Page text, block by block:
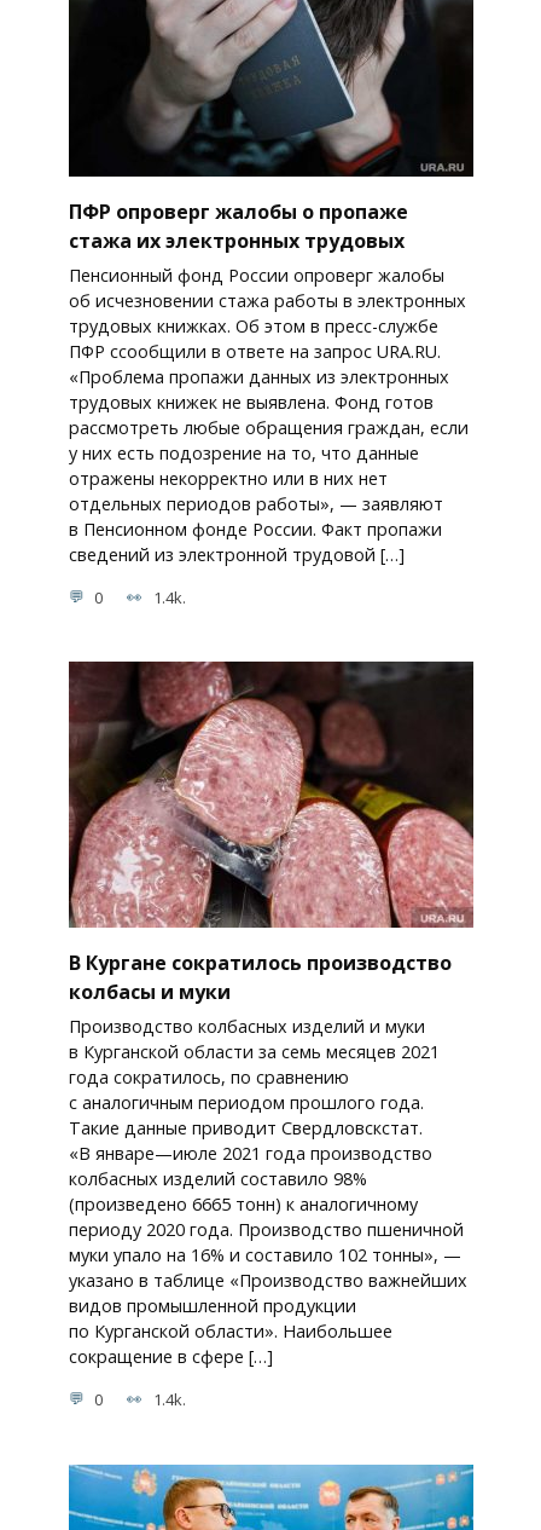
ПФР опроверг жалобы о пропаже
стажа их электронных трудовых
Пенсионный фонд России опроверг жалобы
об исчезновении стажа работы в электронных
трудовых книжках. Об этом в пресс-службе
ПФР cсообщили в ответе на запрос URA.RU.
«Проблема пропажи данных из электронных
трудовых книжек не выявлена. Фонд готов
рассмотреть любые обращения граждан, если
у них есть подозрение на то, что данные
отражены некорректно или в них нет
отдельных периодов работы», — заявляют
в Пенсионном фонде России. Факт пропажи
сведений из электронной трудовой […]
0 1.4k.
В Кургане сократилось производство
колбасы и муки
Производство колбасных изделий и муки
в Курганской области за семь месяцев 2021
года сократилось, по сравнению
с аналогичным периодом прошлого года.
Такие данные приводит Свердловскстат.
«В январе—июле 2021 года производство
колбасных изделий составило 98%
(произведено 6665 тонн) к аналогичному
периоду 2020 года. Производство пшеничной
муки упало на 16% и составило 102 тонны», —
указано в таблице «Производство важнейших
видов промышленной продукции
по Курганской области». Наибольшее
сокращение в сфере […]
0 1.4k.